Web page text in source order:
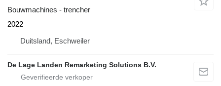
Bouwmachines - trencher
2022
Duitsland, Eschweiler
De Lage Landen Remarketing Solutions B.V.